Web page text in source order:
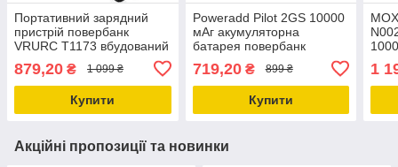
Портативний зарядний
пристрій повербанк
VRURC T1173 вбудований
879,20 ₴ 1 099 ₴
Купити
Poweradd Pilot 2GS 10000
мАг акумуляторна
батарея повербанк
719,20₴ 899 ₴
Купити
1
Акційні пропозиції та новинки